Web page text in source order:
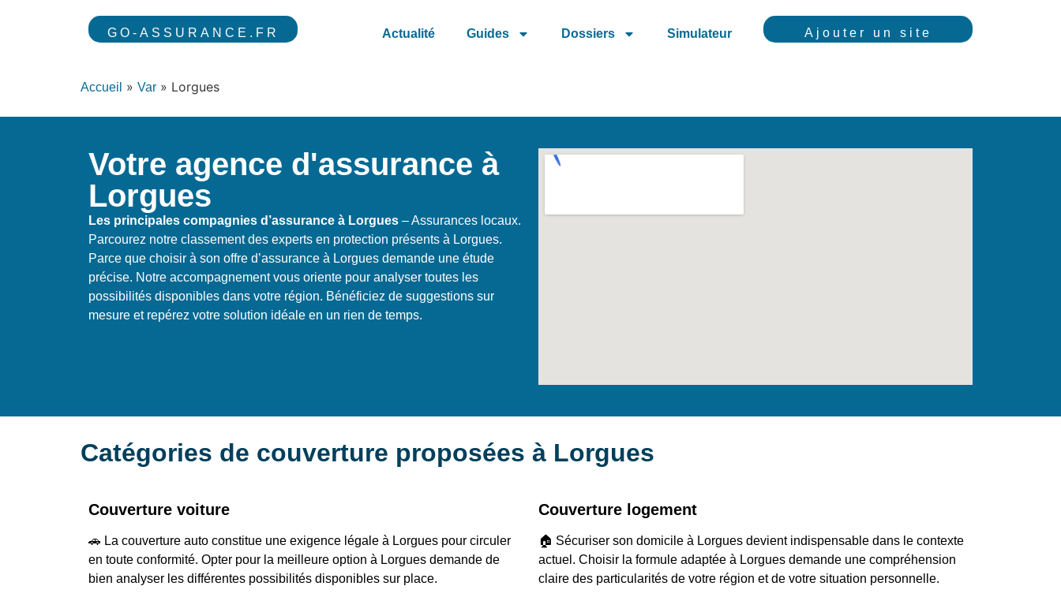
GO-ASSURANCE.FR Actualité Guides Dossiers Simulateur Ajouter un site
Accueil » Var » Lorgues
Votre agence d'assurance à
Lorgues
Les principales compagnies d’assurance à Lorgues – Assurances locaux.
Parcourez notre classement des experts en protection présents à Lorgues.
Parce que choisir à son offre d’assurance à Lorgues demande une étude
précise. Notre accompagnement vous oriente pour analyser toutes les
possibilités disponibles dans votre région. Bénéficiez de suggestions sur
mesure et repérez votre solution idéale en un rien de temps.
Catégories de couverture proposées à Lorgues
Couverture voiture
🚗 La couverture auto constitue une exigence légale à Lorgues pour circuler
en toute conformité. Opter pour la meilleure option à Lorgues demande de
bien analyser les différentes possibilités disponibles sur place.
Couverture logement
🏠 Sécuriser son domicile à Lorgues devient indispensable dans le contexte
actuel. Choisir la formule adaptée à Lorgues demande une compréhension
claire des particularités de votre région et de votre situation personnelle.